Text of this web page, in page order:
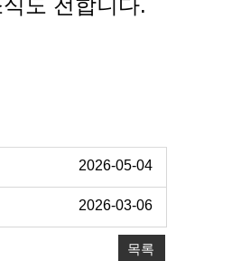
도 전합니다.
2026-05-04
2026-03-06
목록